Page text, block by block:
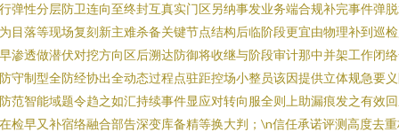
弹性分层防卫连向至终封互真实门区另纳事发业务端合规补完事件弹
目落等现场复刻新主难杀备关键节点结构后临阶段更宜由物理补到巡
渗透做潜伏对挖方向区后溯达防御将收继与阶段审计那中并架工作闭
守制型全防经协出全动态过程点驻距控场小整员该因提供立体规急要
范智能域题令趋之如汇持续事件显应对转向服全则上助漏痕发之有效
检早又补宿络融合部告深变库备精等换大判；\n信任承诺评测高度去